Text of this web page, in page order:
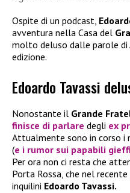
Ospite di un podcast,
avventura nella Casa del
molto deluso dalle parole di
edizione.
Edoardo Tavassi
Nonostante il Grande
finisce di parlare degli ex
Attualmente sono in corso i
(e i rumor sui papabili
Per ora non ci resta che
Porta Rossa, che nel
inquilini Edoardo Tavassi.